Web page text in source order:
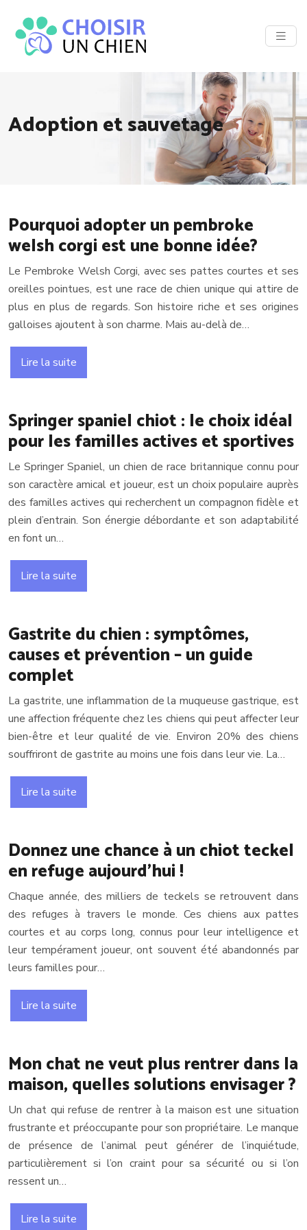
Adoption et sauvetage
Pourquoi adopter un pembroke
welsh corgi est une bonne idée?
Le Pembroke Welsh Corgi, avec ses pattes courtes et ses
oreilles pointues, est une race de chien unique qui attire de
plus en plus de regards. Son histoire riche et ses origines
galloises ajoutent à son charme. Mais au-delà de…
Lire la suite
Springer spaniel chiot : le choix idéal
pour les familles actives et sportives
Le Springer Spaniel, un chien de race britannique connu pour
son caractère amical et joueur, est un choix populaire auprès
des familles actives qui recherchent un compagnon fidèle et
plein d’entrain. Son énergie débordante et son adaptabilité
en font un…
Lire la suite
Gastrite du chien : symptômes,
causes et prévention – un guide
complet
La gastrite, une inflammation de la muqueuse gastrique, est
une affection fréquente chez les chiens qui peut affecter leur
bien-être et leur qualité de vie. Environ 20% des chiens
souffriront de gastrite au moins une fois dans leur vie. La…
Lire la suite
Donnez une chance à un chiot teckel
en refuge aujourd’hui !
Chaque année, des milliers de teckels se retrouvent dans
des refuges à travers le monde. Ces chiens aux pattes
courtes et au corps long, connus pour leur intelligence et
leur tempérament joueur, ont souvent été abandonnés par
leurs familles pour…
Lire la suite
Mon chat ne veut plus rentrer dans la
maison, quelles solutions envisager ?
Un chat qui refuse de rentrer à la maison est une situation
frustrante et préoccupante pour son propriétaire. Le manque
de présence de l’animal peut générer de l’inquiétude,
particulièrement si l’on craint pour sa sécurité ou si l’on
ressent un…
Lire la suite